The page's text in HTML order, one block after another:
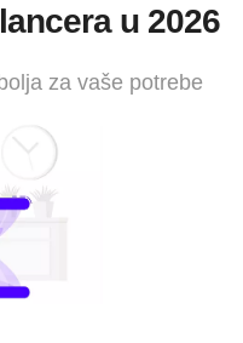
u 2026
za vaše potrebe